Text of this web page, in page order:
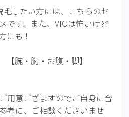
したい方には、こちらのセ
です。また、VIOは怖いけど
にも！
【腕・胸・お腹・脚】
用意ござますのでご自身に合
考に、ご相談くださいませ